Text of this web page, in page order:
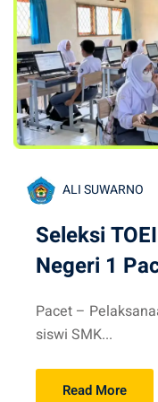
ALI SUWARNO
Seleksi
Negeri 1
Pacet –
siswi SMK...
Read More